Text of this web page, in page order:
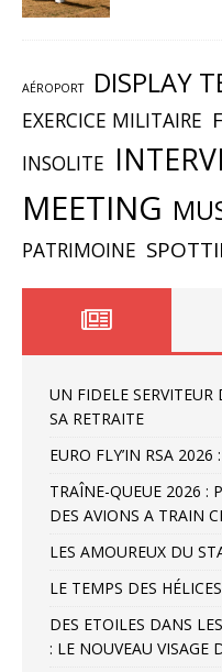
AÉROPORT DISPLAY
EXERCICE MILITAIRE
INSOLITE
MEETING
PATRIMOINE
UN FIDELE SERVITEUR
SA RETRAITE
EURO FLY’IN RSA 2026
TRAÎNE-QUEUE 2026 :
DES AVIONS A TRAIN
LES AMOUREUX DU
LE TEMPS DES
DES ETOILES DANS
: LE NOUVEAU VISAGE